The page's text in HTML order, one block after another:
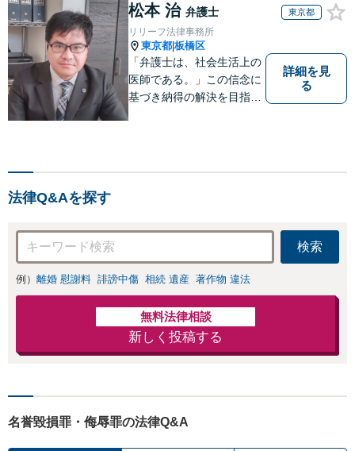
松本 治 弁護士 東京都
リリーフ法律事務所
東京都 板橋区
「弁護士は、社会生活上の
医師である。」この信念に
基づき納得の解決を目指し
詳細を見
る
法律Q&Aを探す
検索
例） 離婚 慰謝料 誹謗中傷 相続 遺産 著作物 違法
無料法律相談
新しく投稿する
名誉毀損罪・侮辱罪の法律Q&A